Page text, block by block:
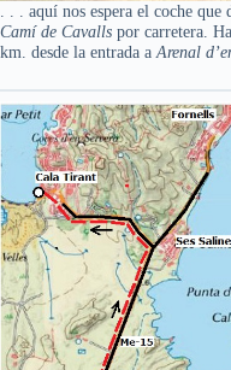
. . . aquí nos espera el coche que
Camí de Cavalls por carretera.
km. desde la entrada aArenal